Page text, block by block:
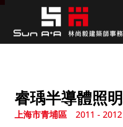
睿瑀半導體照
上海市青埔區 2011 - 2012